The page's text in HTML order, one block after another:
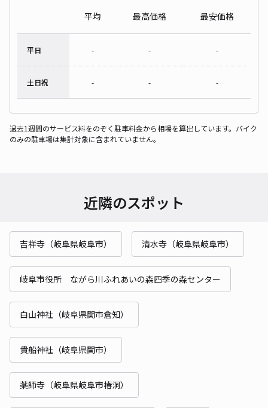
平均 最高価格 最安価格
平日 - - -
土日祝 - - -
過去1週間のサービス料をのぞく駐車料金から相場を算出しています。バイク
のみの駐車場は集計対象に含まれていません。
近隣のスポット
吉祥寺（岐阜県岐阜市） 清水寺（岐阜県岐阜市）
岐阜市役所 ながら川ふれあいの森四季の森センター
白山神社（岐阜県関市倉知）
貴船神社（岐阜県関市）
薬師寺（岐阜県岐阜市椿洞）